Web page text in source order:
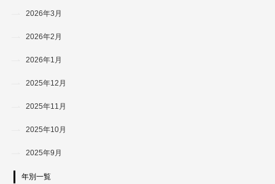
2026年3月
2026年2月
2026年1月
2025年12月
2025年11月
2025年10月
2025年9月
年別一覧